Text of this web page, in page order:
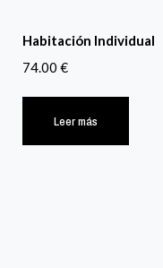
Habitación Individual
74.00 €
Leer más